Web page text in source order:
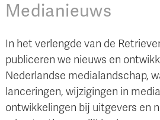
Medianieuws
In het verlengde van de
publiceren we nieuws en
Nederlandse medialandschap,
lanceringen, wijzigingen in
ontwikkelingen bij uitgevers en